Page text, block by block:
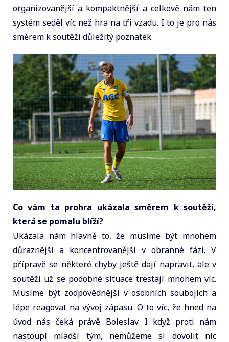
organizovanější a kompaktnější a celkově nám ten
systém seděl víc než hra na tři vzadu. I to je pro nás
směrem k soutěži důležitý poznatek.
Co vám ta prohra ukázala směrem k soutěži,
která se pomalu blíží?
Ukázala nám hlavně to, že musíme být mnohem
důraznější a koncentrovanější v obranné fázi. V
přípravě se některé chyby ještě dají napravit, ale v
soutěži už se podobné situace trestají mnohem víc.
Musíme být zodpovědnější v osobních soubojích a
lépe reagovat na vývoj zápasu. O to víc, že hned na
úvod nás čeká právě Boleslav. I když proti nám
nastoupí mladší tým, nemůžeme si dovolit nic